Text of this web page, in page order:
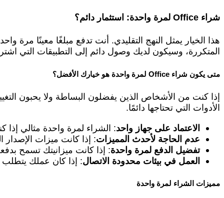
شراء Office لمرة واحدة: استثمار دائم؟
المتكررة، وسيكون لديك وصول دائم إلى التطبيقات التي
متى يكون شراء Office لمرة واحدة هو خيارك الأفضل؟
إذا كنت من الأشخاص الذين يفضلون البساطة ولا يحبون
الأدوات التي تحتاجها دائمًا.
الاعتماد على جهاز واحد: الشراء لمرة واحدة مثالي
عدم الحاجة لأحدث المميزات: إذا كانت ميزات الإصدار
تفضيل الدفع لمرة واحدة: إذا كانت ميزانيتك تسمح
العمل في بيئات محدودة الاتصال: إذا كان عملك يتطلب
مميزات الشراء لمرة واحدة